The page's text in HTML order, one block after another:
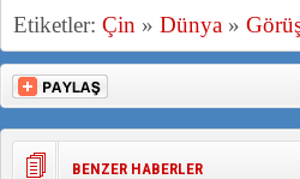
Etiketler: Çin » Dünya »
BENZER HABERLER